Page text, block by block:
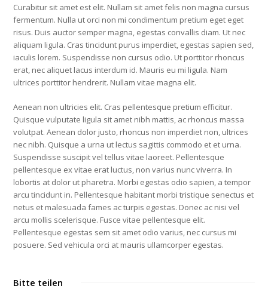
Curabitur sit amet est elit. Nullam sit amet felis non magna cursus
fermentum. Nulla ut orci non mi condimentum pretium eget eget
risus. Duis auctor semper magna, egestas convallis diam. Ut nec
aliquam ligula. Cras tincidunt purus imperdiet, egestas sapien sed,
iaculis lorem. Suspendisse non cursus odio. Ut porttitor rhoncus
erat, nec aliquet lacus interdum id. Mauris eu mi ligula. Nam
ultrices porttitor hendrerit. Nullam vitae magna elit.
Aenean non ultricies elit. Cras pellentesque pretium efficitur.
Quisque vulputate ligula sit amet nibh mattis, ac rhoncus massa
volutpat. Aenean dolor justo, rhoncus non imperdiet non, ultrices
nec nibh. Quisque a urna ut lectus sagittis commodo et et urna.
Suspendisse suscipit vel tellus vitae laoreet. Pellentesque
pellentesque ex vitae erat luctus, non varius nunc viverra. In
lobortis at dolor ut pharetra. Morbi egestas odio sapien, a tempor
arcu tincidunt in. Pellentesque habitant morbi tristique senectus et
netus et malesuada fames ac turpis egestas. Donec ac nisi vel
arcu mollis scelerisque. Fusce vitae pellentesque elit.
Pellentesque egestas sem sit amet odio varius, nec cursus mi
posuere. Sed vehicula orci at mauris ullamcorper egestas.
Bitte teilen